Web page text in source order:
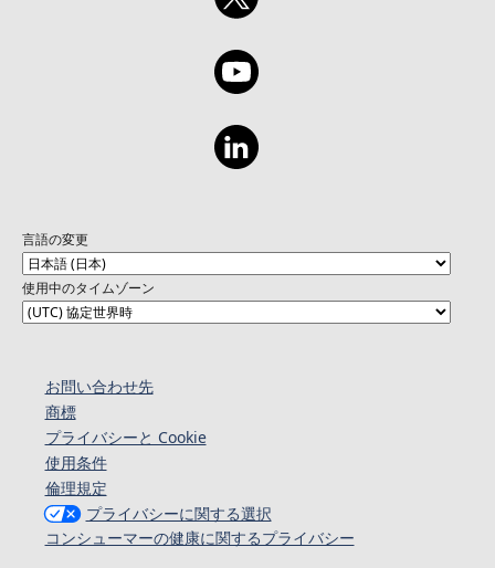
言語の変更
使用中のタイムゾーン
お問い合わせ先
商標
プライバシーと Cookie
使用条件
倫理規定
プライバシーに関する選択
コンシューマーの健康に関するプライバシー